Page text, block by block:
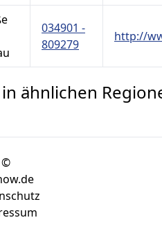
034901 -
809279
http://
ähnlichen
©